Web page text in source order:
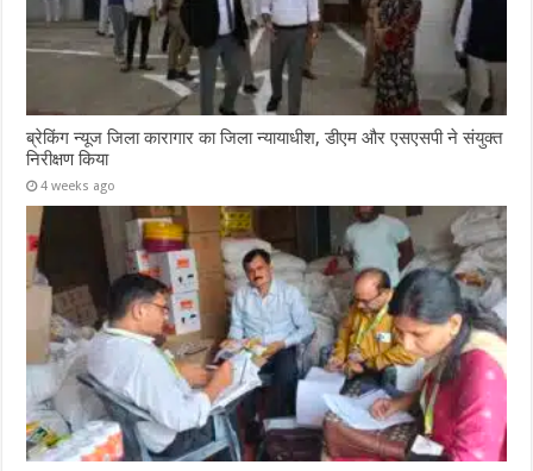
ब्रेकिंग न्यूज जिला कारागार का जिला न्यायाधीश, डीएम और एसएसपी ने संयुक्त
निरीक्षण किया
4 weeks ago